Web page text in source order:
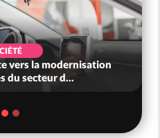
vers la modernisation
du secteur d...